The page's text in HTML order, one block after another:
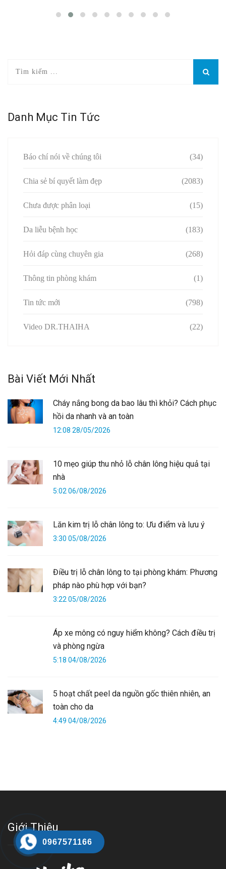
Danh Mục Tin Tức
Báo chí nói về chúng tôi (34)
Chia sẻ bí quyết làm đẹp (2083)
Chưa được phân loại (15)
Da liễu bệnh học (183)
Hỏi đáp cùng chuyên gia (268)
Thông tin phòng khám (1)
Tin tức mới (798)
Video DR.THAIHA (22)
Bài Viết Mới Nhất
Cháy nắng bong da bao lâu thì khỏi? Cách phục
hồi da nhanh và an toàn
12:08 28/05/2026
10 mẹo giúp thu nhỏ lỗ chân lông hiệu quả tại
nhà
5:02 06/08/2026
Lăn kim trị lỗ chân lông to: Ưu điểm và lưu ý
3:30 05/08/2026
Điều trị lỗ chân lông to tại phòng khám: Phương
pháp nào phù hợp với bạn?
3:22 05/08/2026
Áp xe mông có nguy hiểm không? Cách điều trị
và phòng ngừa
5:18 04/08/2026
5 hoạt chất peel da nguồn gốc thiên nhiên, an
toàn cho da
4:49 04/08/2026
Giới Thiệu
0967571166